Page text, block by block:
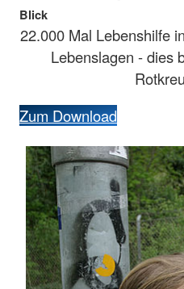
Blick
22.000 Mal Lebenshilfe
Lebenslagen - dies
Zum Download